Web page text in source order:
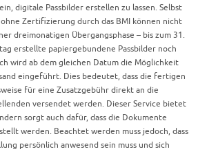
digitale Passbilder erstellen zu lassen. Selbst
Zertifizierung durch das BMI können nicht
dreimonatigen Übergangsphase – bis zum 31.
erstellte papiergebundene Passbilder noch
wird ab dem gleichen Datum die Möglichkeit
eingeführt. Dies bedeutet, dass die fertigen
für eine Zusatzgebühr direkt an die
versendet werden. Dieser Service bietet
sorgt auch dafür, dass die Dokumente
werden. Beachtet werden muss jedoch, dass
persönlich anwesend sein muss und sich